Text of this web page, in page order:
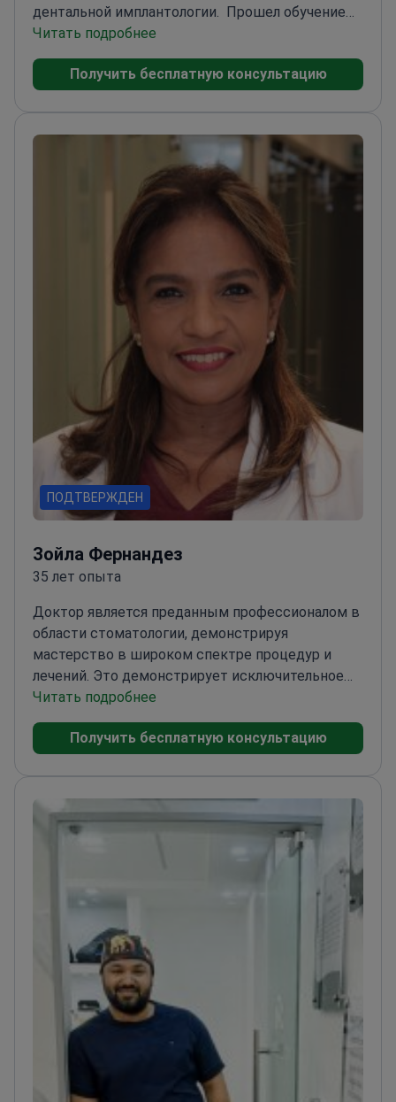
дентальной имплантологии.
Прошел обучение
по имплантологии в CPO Uninga
всему мируСпециализируется на гармонизации
протезам на основе диоксида циркония
Читать подробнее
Получить бесплатную консультацию
ПОДТВЕРЖДЕН
Зойла Фернандез
35 лет опыта
Доктор является преданным профессионалом в
области стоматологии, демонстрируя
мастерство в широком спектре процедур и
лечений. Это демонстрирует исключительное
мастерство и непоколебимую приверженность
заботе о пациентах.<\/p>
Читать подробнее
Получить бесплатную консультацию